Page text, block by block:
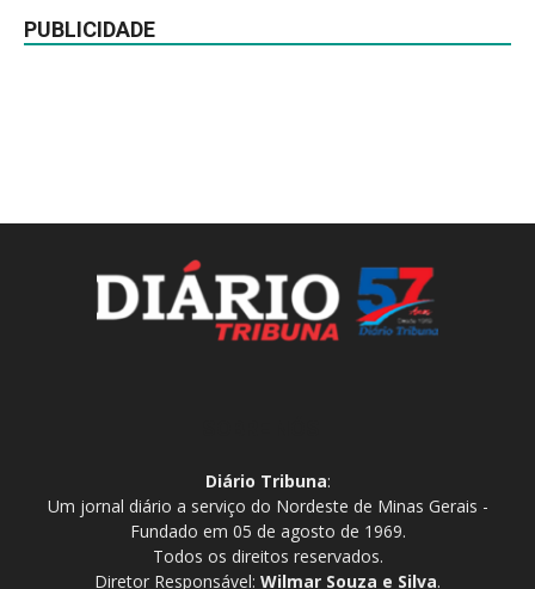
PUBLICIDADE
Diário Tribuna:
Um jornal diário a serviço do Nordeste de Minas Gerais -
Fundado em 05 de agosto de 1969.
Todos os direitos reservados.
Diretor Responsável: Wilmar Souza e Silva.